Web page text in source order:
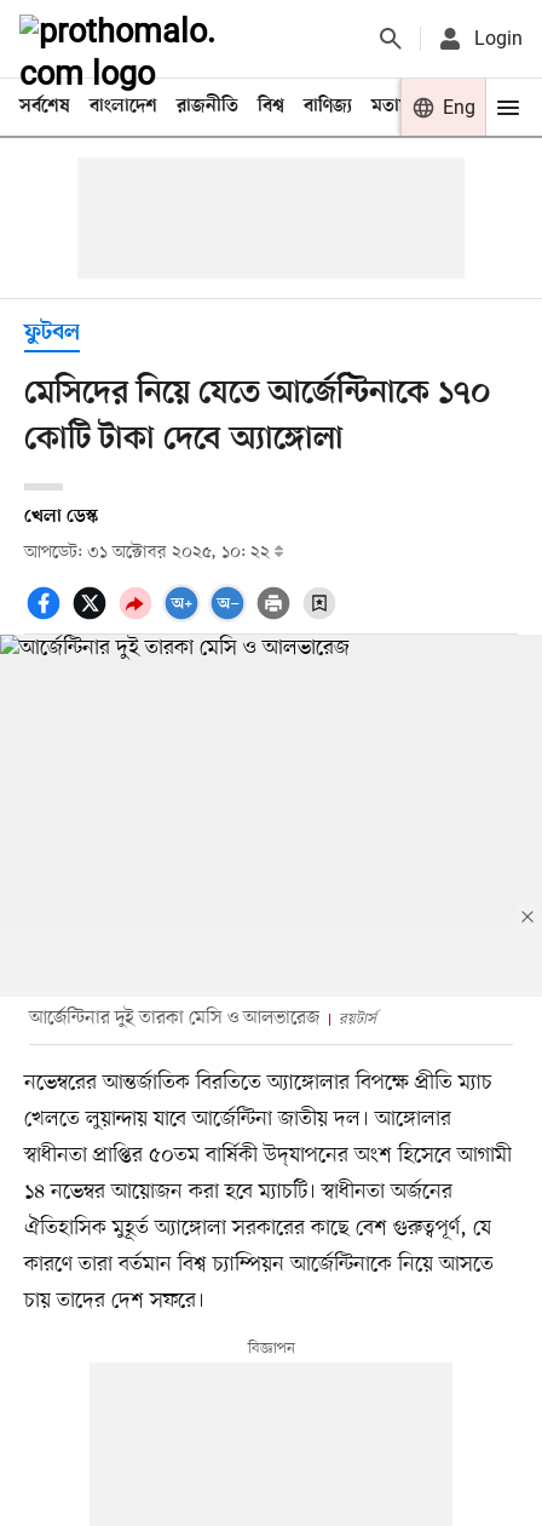
Login
সর্বশেষ বাংলাদেশ রাজনীতি বিশ্ব বাণিজ্য মতামত খেলা
Eng
ফুটবল
মেসিদের নিয়ে যেতে আর্জেন্টিনাকে ১৭০
কোটি টাকা দেবে অ্যাঙ্গোলা
খেলা ডেস্ক
আপডেট: ৩১ অক্টোবর ২০২৫, ১০: ২২
আর্জেন্টিনার দুই তারকা মেসি ও আলভারেজ রয়টার্স
নভেম্বরের আন্তর্জাতিক বিরতিতে অ্যাঙ্গোলার বিপক্ষে প্রীতি ম্যাচ
খেলতে লুয়ান্দায় যাবে আর্জেন্টিনা জাতীয় দল। আঙ্গোলার
স্বাধীনতা প্রাপ্তির ৫০তম বার্ষিকী উদ্‌যাপনের অংশ হিসেবে আগামী
১৪ নভেম্বর আয়োজন করা হবে ম্যাচটি। স্বাধীনতা অর্জনের
ঐতিহাসিক মুহূর্ত অ্যাঙ্গোলা সরকারের কাছে বেশ গুরুত্বপূর্ণ, যে
কারণে তারা বর্তমান বিশ্ব চ্যাম্পিয়ন আর্জেন্টিনাকে নিয়ে আসতে
চায় তাদের দেশ সফরে।